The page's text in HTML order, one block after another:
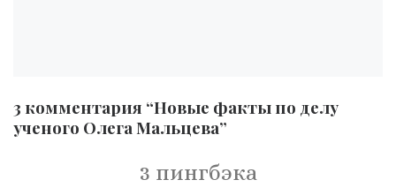
3 комментария “Новые факты по делу
ученого Олега Мальцева”
3 пингбэка